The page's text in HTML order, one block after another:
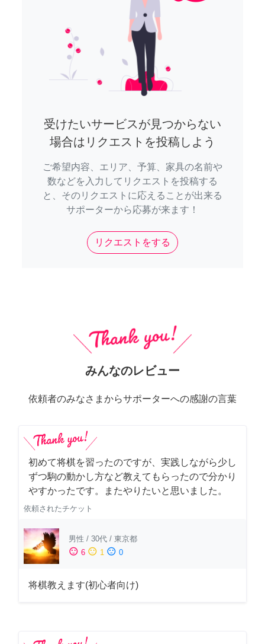
受けたいサービスが見つからない
場合はリクエストを投稿しよう
ご希望内容、エリア、予算、家具の名前や
数などを入力してリクエストを投稿する
と、そのリクエストに応えることが出来る
サポーターから応募が来ます！
リクエストをする
みんなのレビュー
依頼者のみなさまからサポーターへの感謝の言葉
初めて将棋を習ったのですが、実践しながら少し
ずつ駒の動かし方など教えてもらったので分かり
やすかったです。またやりたいと思いました。
依頼されたチケット
男性 / 30代 / 東京都
sentiment_satisfied 6 sentiment_neutral 1 sentiment_dissatisfied 0
将棋教えます(初心者向け)